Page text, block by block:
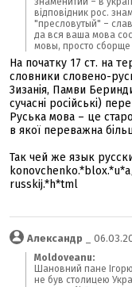
відповідник рос.
"пресловутый" –
да вся ваша мова
мовы, просто сборще
На початку 17 ст. на
словники словено-
Зизанія, Памви
сучасні російські)
Руська мова – це
в якої переважна
Так чей же язык
russkij.*h*tml
Александр _
Moldoveanu:
Шановний пане
не був столицею